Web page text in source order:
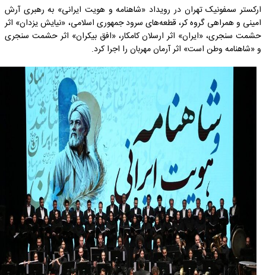
ارکستر سمفونیک تهران در رویداد «شاهنامه و هویت ایرانی» به رهبری آرش
امینی و همراهی گروه کر، قطعه‌های سرود جمهوری اسلامی، «نیایش یزدان» اثر
حشمت سنجری، «ایران» اثر ارسلان کامکار، «افق بیکران» اثر حشمت سنجری
و «شاهنامه وطن است» اثر آرمان مهربان را اجرا کرد.